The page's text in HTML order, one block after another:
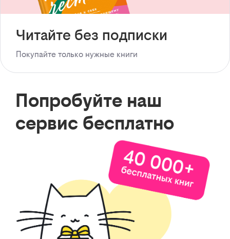
Читайте без подписки
Покупайте только нужные книги
Попробуйте наш
сервис бесплатно